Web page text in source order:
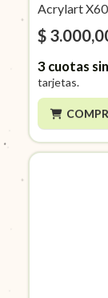
Acrylart
$
3cuotas
tarjetas.